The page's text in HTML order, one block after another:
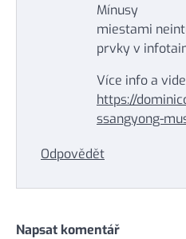
Mínusy
miestami
prvky v
Více info a
https://
ssangyong-
Odpovědět
Napsat komentář